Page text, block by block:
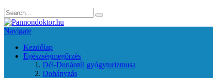
Navigate
Kezdőlap
Egészségmegőrzés
Dél-Dunántúl gyógyturizmusa
Dohányzás